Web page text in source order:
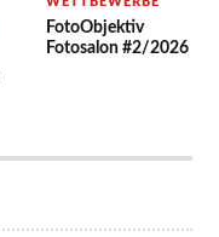
FotoObjektiv
Fotosalon #2/2026